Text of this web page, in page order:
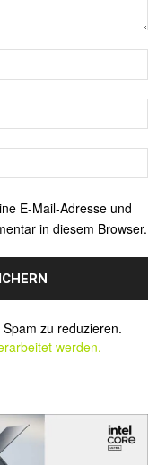
E-Mail-Adresse und
in diesem Browser.
zu reduzieren.
werden.